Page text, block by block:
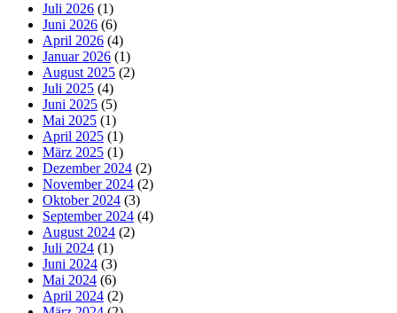
Juli 2026 (1)
Juni 2026 (6)
April 2026 (4)
Januar 2026 (1)
August 2025 (2)
Juli 2025 (4)
Juni 2025 (5)
Mai 2025 (1)
April 2025 (1)
März 2025 (1)
Dezember 2024 (2)
November 2024 (2)
Oktober 2024 (3)
September 2024 (4)
August 2024 (2)
Juli 2024 (1)
Juni 2024 (3)
Mai 2024 (6)
April 2024 (2)